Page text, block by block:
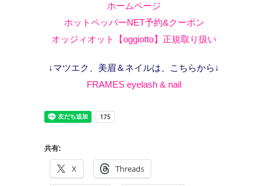
ホームページ
ホットペッパーNET予約&クーポン
オッジィオット【oggiotto】正規取り扱い
↓マツエク、美眉＆ネイルは、こちらから↓
FRAMES eyelash & nail
共有:
X Threads